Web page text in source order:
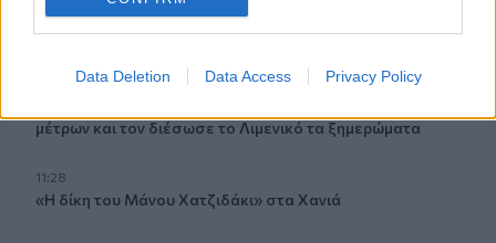
Data Deletion Data Access Privacy Policy
Χανιά: Η παράδοση ζωντανεύει στους δρόμους των
Χανίων
μέτρων και τον διέσωσε το Λιμενικό τα ξημερώματα
11:28
«Η δίκη του Μάνου Χατζιδάκι» στα Χανιά